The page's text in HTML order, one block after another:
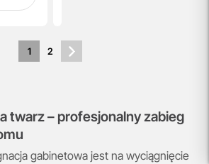
1 2
twarz – profesjonalny zabieg
gabinetowa jest na wyciągnięcie